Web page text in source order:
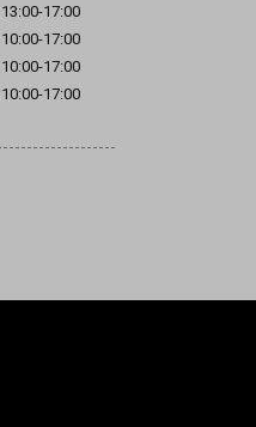
13:00-17:00
10:00-17:00
10:00-17:00
10:00-17:00